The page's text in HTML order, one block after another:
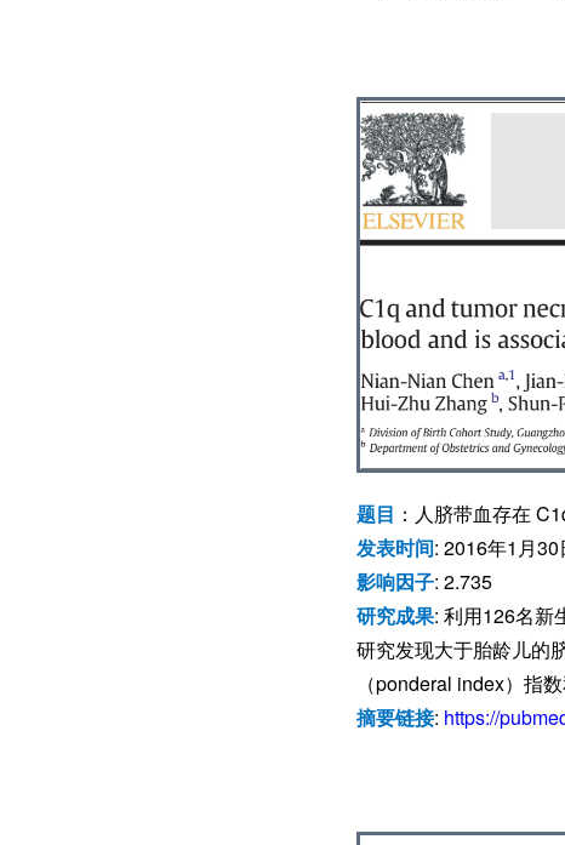
题目 ：人脐带血存在
发表时间: 2016年1月30
影响因子: 2.735
研究成果: 利用126名新
研究发现大于胎龄儿的
（ponderal index）指
摘要链接: https://